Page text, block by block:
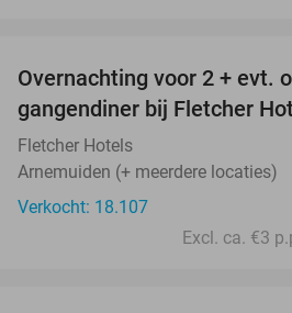
Overnachting voor 2 + evt.
gangendiner bij Fletcher
Fletcher Hotels
Arnemuiden (+ meerdere locaties)
Verkocht: 18.107
Excl. ca. €3